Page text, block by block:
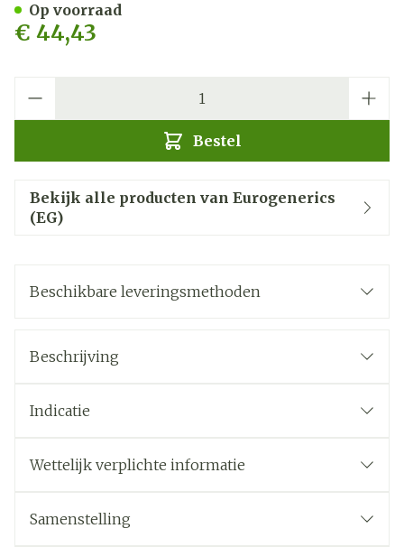
€ 44,43
Bestel
Op voorraad
Bekijk alle producten van Eurogenerics
(EG)
Beschikbare leveringsmethoden
Beschrijving
Indicatie
Wettelijk verplichte informatie
Samenstelling